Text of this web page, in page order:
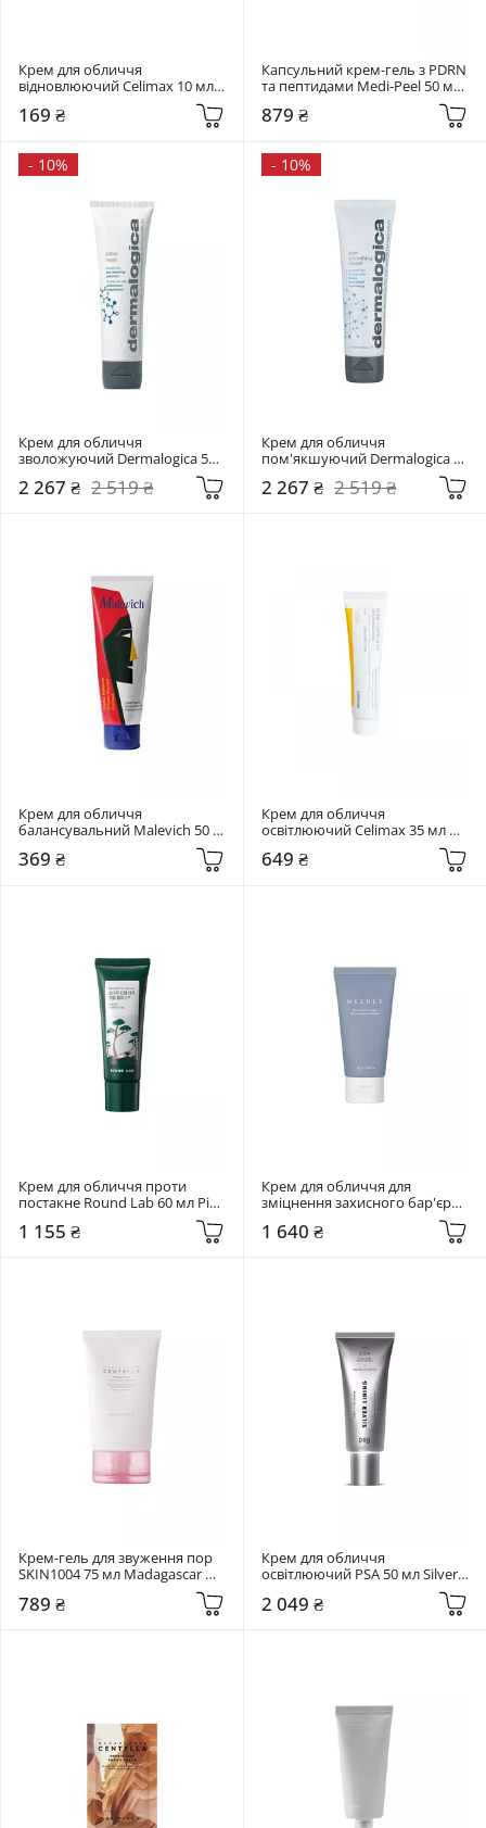
Крем для обличчя
відновлюючий Celimax 10 мл
The Real Noni Energy Repair
Cream
169 ₴
Капсульний крем-гель з PDRN
та пептидами Medi-Peel 50 мл
Drop Gel Cream
879 ₴
- 10%
Крем для обличчя
зволожуючий Dermalogica 50
2 267 ₴ 2 519 ₴
- 10%
Крем для обличчя
пом'якшуючий Dermalogica 50
2 267 ₴ 2 519 ₴
Крем для обличчя
балансувальний Malevich 50
мл Purist Balance Cream Barrier
Control
369 ₴
Крем для обличчя
освітлюючий Celimax 35 мл
Pore + Dark Spot Brightening
Cream
649 ₴
Крем для обличчя проти
постакне Round Lab 60 мл Pine
1 155 ₴
Крем для обличчя для
зміцнення захисного бар'єру
Cream
1 640 ₴
Крем-гель для звуження пор
SKIN1004 75 мл Madagascar
Centella Poremizing Light Gel
Cream
789 ₴
Крем для обличчя
освітлюючий PSA 50 мл Silver
Clarifying Cream
2 049 ₴